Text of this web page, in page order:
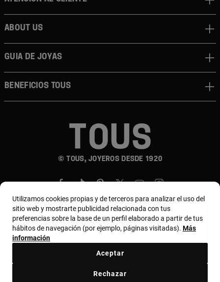
© TOUS, JOYEROS DESDE 1920
About us
Guia de joyas
Beneficios TOUS
País y moneda:Costa Rica / US Dollar
Utilizamos cookies propias y de terceros para analizar el uso del
sitio web y mostrarte publicidad relacionada con tus
preferencias sobre la base de un perfil elaborado a partir de tus
hábitos de navegación (por ejemplo, páginas visitadas). Más
información
Rechazar
Aceptar